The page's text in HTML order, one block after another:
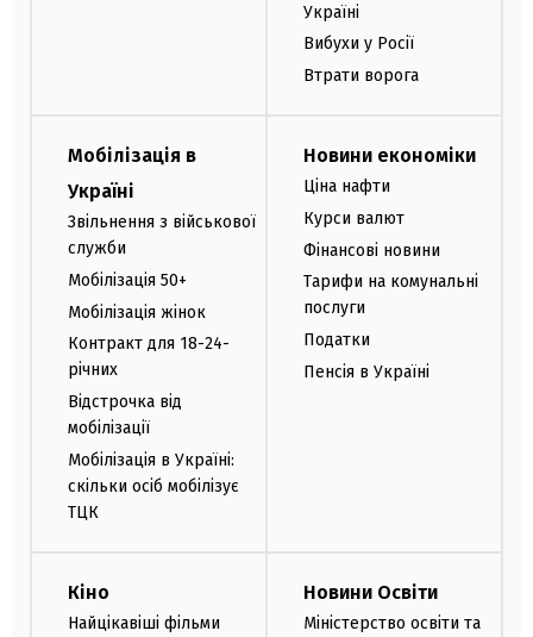
Україні
Вибухи у Росії
Втрати ворога
Мобілізація в
Україні
Звільнення з військової
служби
Мобілізація 50+
Мобілізація жінок
Контракт для 18-24-
річних
Відстрочка від
мобілізації
Мобілізація в Україні:
скільки осіб мобілізує
ТЦК
Новини економіки
Ціна нафти
Курси валют
Фінансові новини
Тарифи на комунальні
послуги
Податки
Пенсія в Україні
Кіно
Найцікавіші фільми
Новини Освіти
Міністерство освіти та